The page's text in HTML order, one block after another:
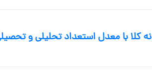
کلا با معدل استعداد تحلیلی و